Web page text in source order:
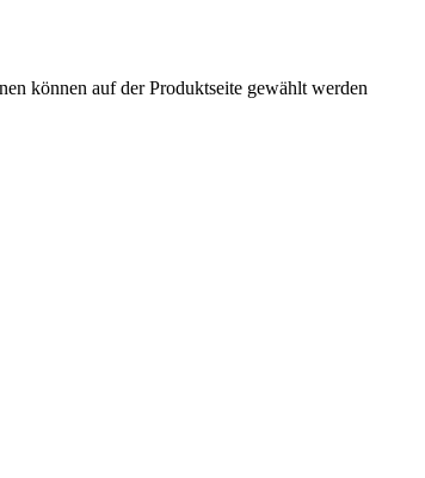
können auf der Produktseite gewählt werden